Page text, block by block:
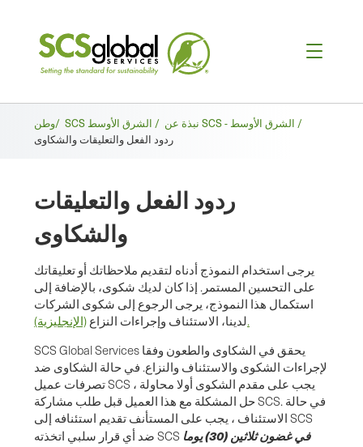
فتات
وطن/ SCS الشرق الأوسط /
نبذة عن SCS - الشرق الأوسط /
ردود الفعل والتعليقات والشكاوى
ردود الفعل والتعليقات
والشكاوى
يرجى استخدام النموذج أدناه لتقديم ملاحظاتك أو تعليقاتك
على التحسين المستمر. إذا كان لديك شكوى، بالإضافة إلى
استكمال هذا النموذج، يرجى الرجوع إلى شكوى الشركات
لدينا، الاستئناف وإجراءات النزاع(الإنجليزية).
SCS Global Services يحقق في الشكاوى والطعون وفقا
لإجراءات الشكوى والاستئناف والنزاع. في حالة الشكاوى ضد
تصرفات عميل SCS ، يجب على مقدم الشكوى أولا محاولة
حل المشكلة مع هذا العميل قبل طلب مشاركة SCS. في حالة
الاستئناف ، يجب على المستأنف تقديم استئنافه إلى SCS
ضد أي قرار سلبي اتخذته SCS في غضون ثلاثين (30) يوما